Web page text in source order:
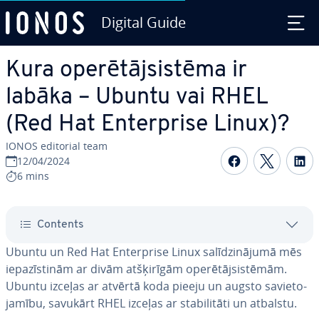
Digital Guide
Kura ope­rē­tājsis­tē­ma ir
labāka – Ubuntu vai RHEL
(Red Hat En­terpri­se Linux)?
IONOS editorial team
12/04/2024
6 mins
Share on
Contents
Ubuntu un Red Hat En­terpri­se Linux sa­lī­dzi­nā­ju­mā mēs
ie­pa­zīs­ti­nām ar divām at­šķi­rī­gām ope­rē­tājsis­tē­mām.
Ubuntu izceļas ar atvērtā koda pieeju un augsto sa­vie­to­
ja­mī­bu, savukārt RHEL izceļas ar sta­bi­li­tā­ti un atbalstu.